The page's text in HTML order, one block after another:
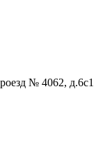
№ 4062, д.6с1